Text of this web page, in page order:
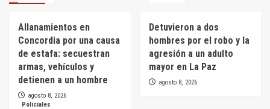
Allanamientos en
Concordia por una causa
de estafa: secuestran
armas, vehículos y
detienen a un hombre
agosto 8, 2026
Detuvieron a dos
hombres por el robo y la
agresión a un adulto
mayor en La Paz
agosto 8, 2026
Policiales